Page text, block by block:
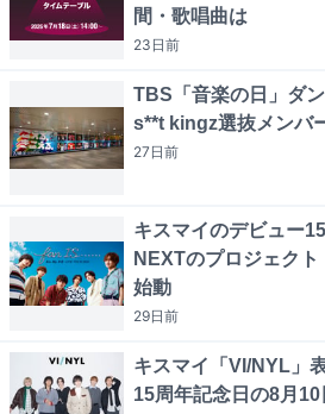
間・歌唱曲は
23日前
TBS「音楽の日」ダ
s**t kingz選抜メンバ
27日前
キスマイのデビュー
NEXTのプロジェクト
始動
29日前
キスマイ「VI/NYL」
15周年記念日の8月